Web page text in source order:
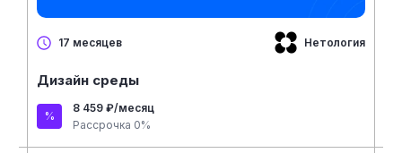
17 месяцев Нетология
Дизайн среды
8 459 ₽/месяц
Рассрочка 0%